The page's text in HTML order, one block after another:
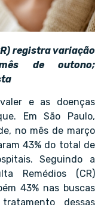
registra variação
de outono;
e as doenças
Em São Paulo,
no mês de março
43% do total de
Seguindo a
Remédios (CR)
43% nas buscas
dessas